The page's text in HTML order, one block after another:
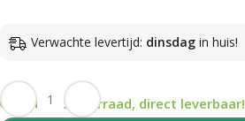
Verwachte levertijd: dinsdag in huis!
Op voorraad, direct leverbaar!